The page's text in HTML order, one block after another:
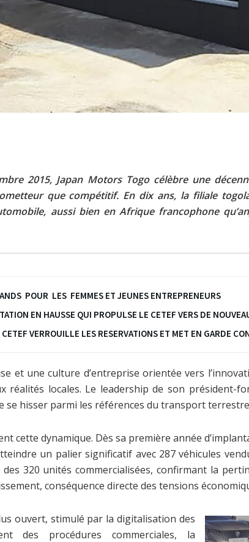
2015, Japan Motors Togo célèbre une
que compétitif. En dix ans, la filiale
aussi bien en Afrique francophone
POUR LES FEMMES ET JEUNES ENTREPRENEURS
EN HAUSSE QUI PROPULSE LE CETEF VERS DE
VERROUILLE LES RESERVATIONS ET MET EN GARDE
et une culture d’entreprise orientée vers
réalités locales. Le leadership de son président-
se hisser parmi les références du transport
cette dynamique. Dès sa première année
un palier significatif avec 287 véhicules
320 unités commercialisées, confirmant la
conséquence directe des tensions
ouvert, stimulé par la digitalisation des
des procédures commerciales, la